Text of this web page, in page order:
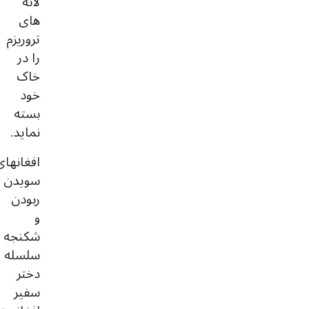
های
تروریزم
را در
خاک
خود
بسته
نماید.
سویدن
ربودن
و
شکنجه
سلسله
دختر
سفیر